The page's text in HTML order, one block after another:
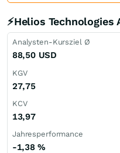
⚡Helios
Analysten-Kursziel Ø
88,50 USD
KGV
27,75
KCV
13,97
Jahresperformance
-1,38%